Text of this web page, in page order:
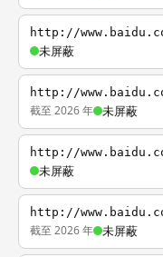
http://
未屏蔽
http://
截至 2026 年 未屏蔽
http://
未屏蔽
http://
截至 2026 年 未屏蔽